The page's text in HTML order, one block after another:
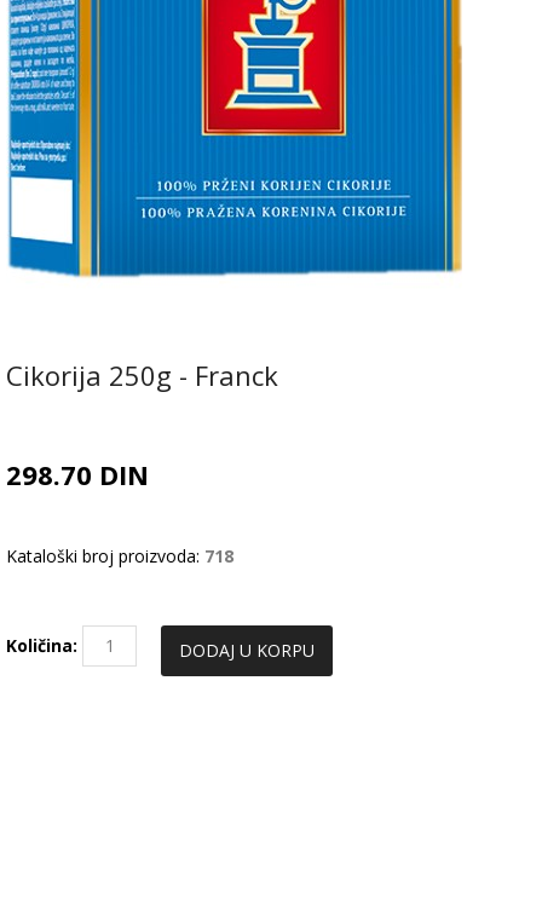
Cikorija 250g - Franck
298.70 DIN
Kataloški broj proizvoda: 718
Količina: